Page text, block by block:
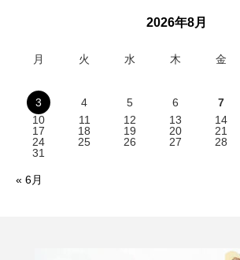
2026年8月
月 火 水 木 金
3
4 5 6 7
10
11 12 13 14
17
18 19 20 21
24
25 26 27 28
31
« 6月